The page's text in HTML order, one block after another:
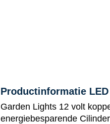
Productinformatie
Garden Lights 12 volt
energiebesparende